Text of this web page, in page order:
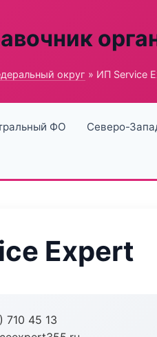
округ » ИП Service
ФО Северо-
Expert
710 45 13